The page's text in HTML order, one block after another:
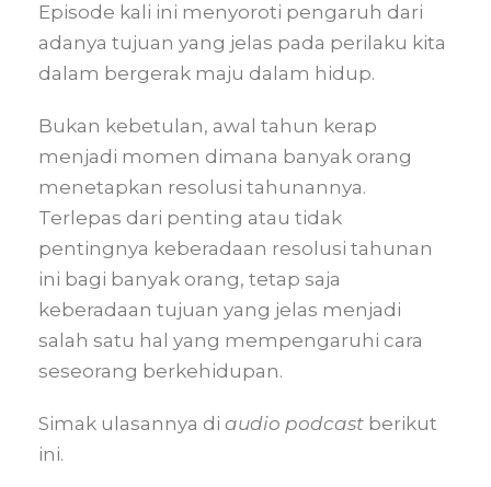
Episode kali ini menyoroti pengaruh dari
adanya tujuan yang jelas pada perilaku kita
dalam bergerak maju dalam hidup.
Bukan kebetulan, awal tahun kerap
menjadi momen dimana banyak orang
menetapkan resolusi tahunannya.
Terlepas dari penting atau tidak
pentingnya keberadaan resolusi tahunan
ini bagi banyak orang, tetap saja
keberadaan tujuan yang jelas menjadi
salah satu hal yang mempengaruhi cara
seseorang berkehidupan.
Simak ulasannya di audio podcast berikut
ini.